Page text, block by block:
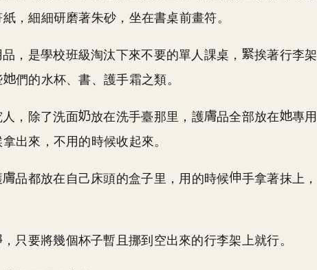
，細細研磨著朱砂，坐在書桌前畫符。
，是學校班級淘汰下來不要的單人課桌，
挨著行李架
們的水杯、書、護手霜之類。
，除了洗面 放在洗手臺那里，護 品全部放在
專用
出來，不用的時候收起來。
品都放在自己床頭的盒子里，用的時候
手拿著抹上，
只要將幾個杯子暫且挪到空出來的行李架上就行。